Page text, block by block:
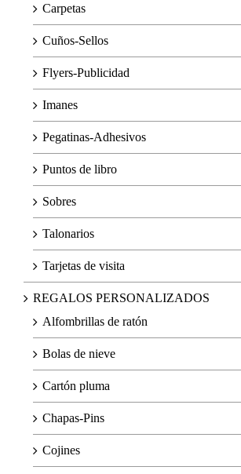
Carpetas
Cuños-Sellos
Flyers-Publicidad
Imanes
Pegatinas-Adhesivos
Puntos de libro
Sobres
Talonarios
Tarjetas de visita
REGALOS PERSONALIZADOS
Alfombrillas de ratón
Bolas de nieve
Cartón pluma
Chapas-Pins
Cojines